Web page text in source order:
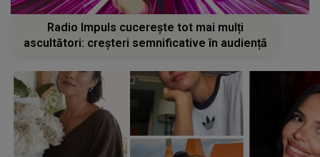
Radio Impuls cucerește tot mai mulți
ascultători: creșteri semnificative în audiență